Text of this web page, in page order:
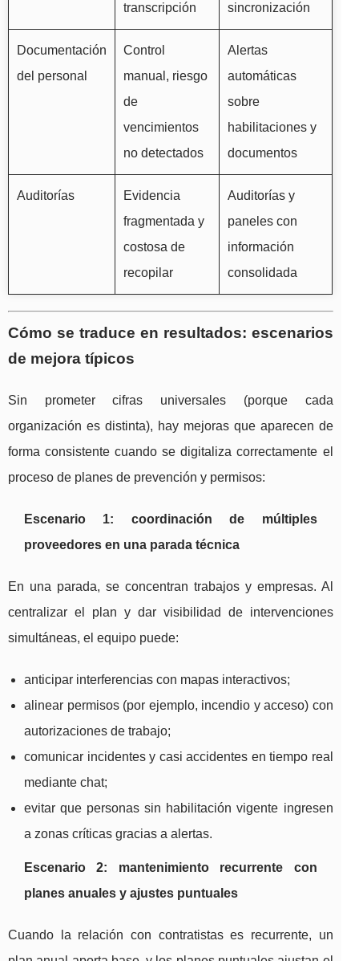
transcripción
sincronización
Documentación
del personal
Control
manual, riesgo
de
vencimientos
no detectados
Alertas
automáticas
sobre
habilitaciones y
documentos
Auditorías
Evidencia
fragmentada y
costosa de
recopilar
Auditorías y
paneles con
información
consolidada
Cómo se traduce en resultados: escenarios
de mejora típicos
Sin prometer cifras universales (porque cada
organización es distinta), hay mejoras que aparecen de
forma consistente cuando se digitaliza correctamente el
proceso de planes de prevención y permisos:
Escenario 1: coordinación de múltiples
proveedores en una parada técnica
En una parada, se concentran trabajos y empresas. Al
centralizar el plan y dar visibilidad de intervenciones
simultáneas, el equipo puede:
anticipar interferencias con mapas interactivos;
alinear permisos (por ejemplo, incendio y acceso) con
autorizaciones de trabajo;
comunicar incidentes y casi accidentes en tiempo real
mediante chat;
evitar que personas sin habilitación vigente ingresen
a zonas críticas gracias a alertas.
Escenario 2: mantenimiento recurrente con
planes anuales y ajustes puntuales
Cuando la relación con contratistas es recurrente, un